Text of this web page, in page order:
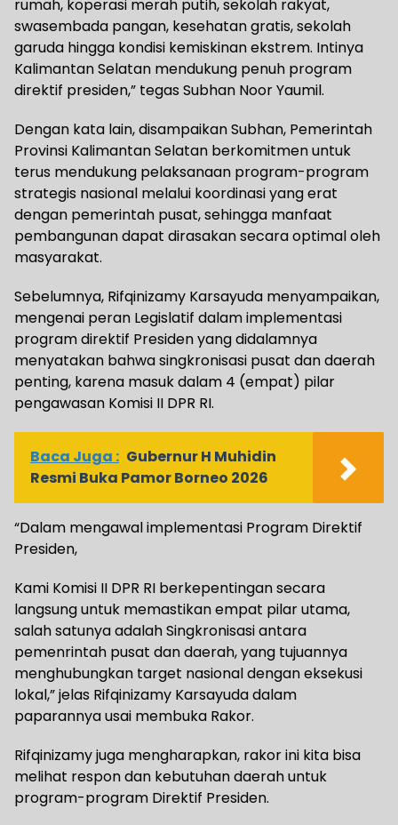
rumah, koperasi merah putih, sekolah rakyat,
swasembada pangan, kesehatan gratis, sekolah
garuda hingga kondisi kemiskinan ekstrem. Intinya
Kalimantan Selatan mendukung penuh program
direktif presiden,” tegas Subhan Noor Yaumil.
Dengan kata lain, disampaikan Subhan, Pemerintah
Provinsi Kalimantan Selatan berkomitmen untuk
terus mendukung pelaksanaan program-program
strategis nasional melalui koordinasi yang erat
dengan pemerintah pusat, sehingga manfaat
pembangunan dapat dirasakan secara optimal oleh
masyarakat.
Sebelumnya, Rifqinizamy Karsayuda menyampaikan,
mengenai peran Legislatif dalam implementasi
program direktif Presiden yang didalamnya
menyatakan bahwa singkronisasi pusat dan daerah
penting, karena masuk dalam 4 (empat) pilar
pengawasan Komisi II DPR RI.
Baca Juga : Gubernur H Muhidin
Resmi Buka Pamor Borneo 2026
“Dalam mengawal implementasi Program Direktif
Presiden,
Kami Komisi II DPR RI berkepentingan secara
langsung untuk memastikan empat pilar utama,
salah satunya adalah Singkronisasi antara
pemenrintah pusat dan daerah, yang tujuannya
menghubungkan target nasional dengan eksekusi
lokal,” jelas Rifqinizamy Karsayuda dalam
paparannya usai membuka Rakor.
Rifqinizamy juga mengharapkan, rakor ini kita bisa
melihat respon dan kebutuhan daerah untuk
program-program Direktif Presiden.